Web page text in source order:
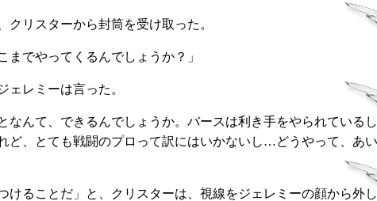
クリスターから封筒を受け取った。
までやってくるんでしょうか？」
ェレミーは言った。
なんて、できるんでしょうか。バースは利き手をやられている
ど、とても戦闘のプロって訳にはいかないし…どうやって、あ
けることだ」と、クリスターは、視線をジェレミーの顔から外